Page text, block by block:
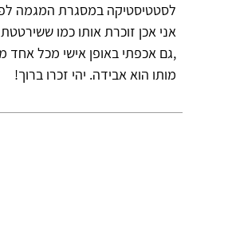
לסטטיסטיקה במסגרת המגמה
אני אכן זוכרת אותו כמו
,גם אכפתי באופן אישי מכל
מותו הוא אבידה. יהי זכרו ברוך!